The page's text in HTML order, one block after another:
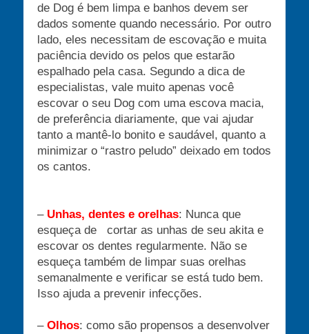
de Dog é bem limpa e banhos devem ser
dados somente quando necessário. Por outro
lado, eles necessitam de escovação e muita
paciência devido os pelos que estarão
espalhado pela casa. Segundo a dica de
especialistas, vale muito apenas você
escovar o seu Dog com uma escova macia,
de preferência diariamente, que vai ajudar
tanto a mantê-lo bonito e saudável, quanto a
minimizar o “rastro peludo” deixado em todos
os cantos.
– Unhas, dentes e orelhas: Nunca que
esqueça de cortar as unhas de seu akita e
escovar os dentes regularmente. Não se
esqueça também de limpar suas orelhas
semanalmente e verificar se está tudo bem.
Isso ajuda a prevenir infecções.
– Olhos: como são propensos a desenvolver